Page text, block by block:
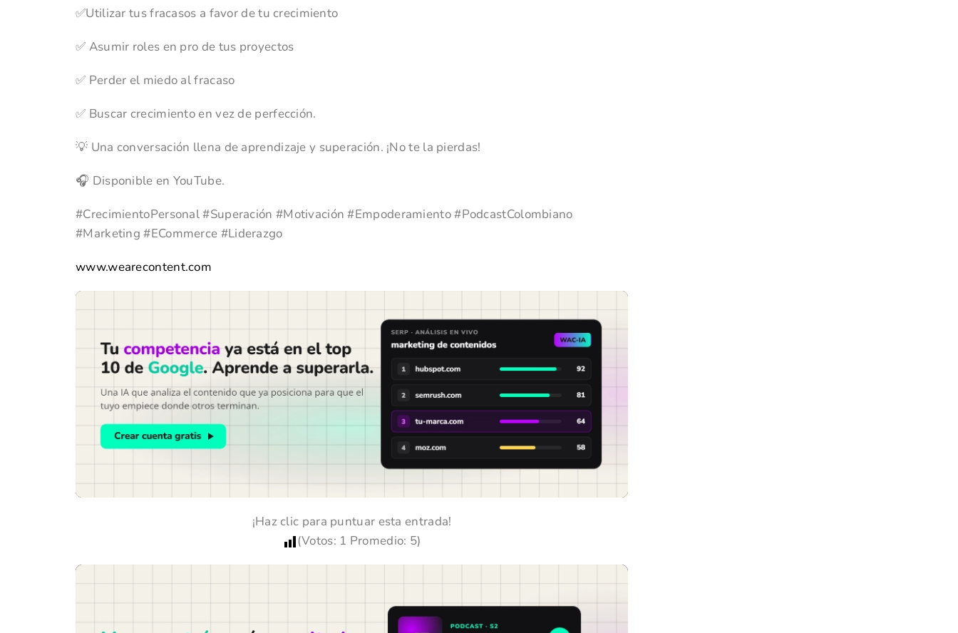
✅Utilizar tus fracasos a favor de tu crecimiento
✅ Asumir roles en pro de tus proyectos
✅ Perder el miedo al fracaso
✅ Buscar crecimiento en vez de perfección.
💡 Una conversación llena de aprendizaje y superación. ¡No te la pierdas!
🎧 Disponible en YouTube.
#CrecimientoPersonal #Superación #Motivación #Empoderamiento #PodcastColombiano
#Marketing #ECommerce #Liderazgo
www.wearecontent.com
¡Haz clic para puntuar esta entrada!
(Votos:1Promedio: